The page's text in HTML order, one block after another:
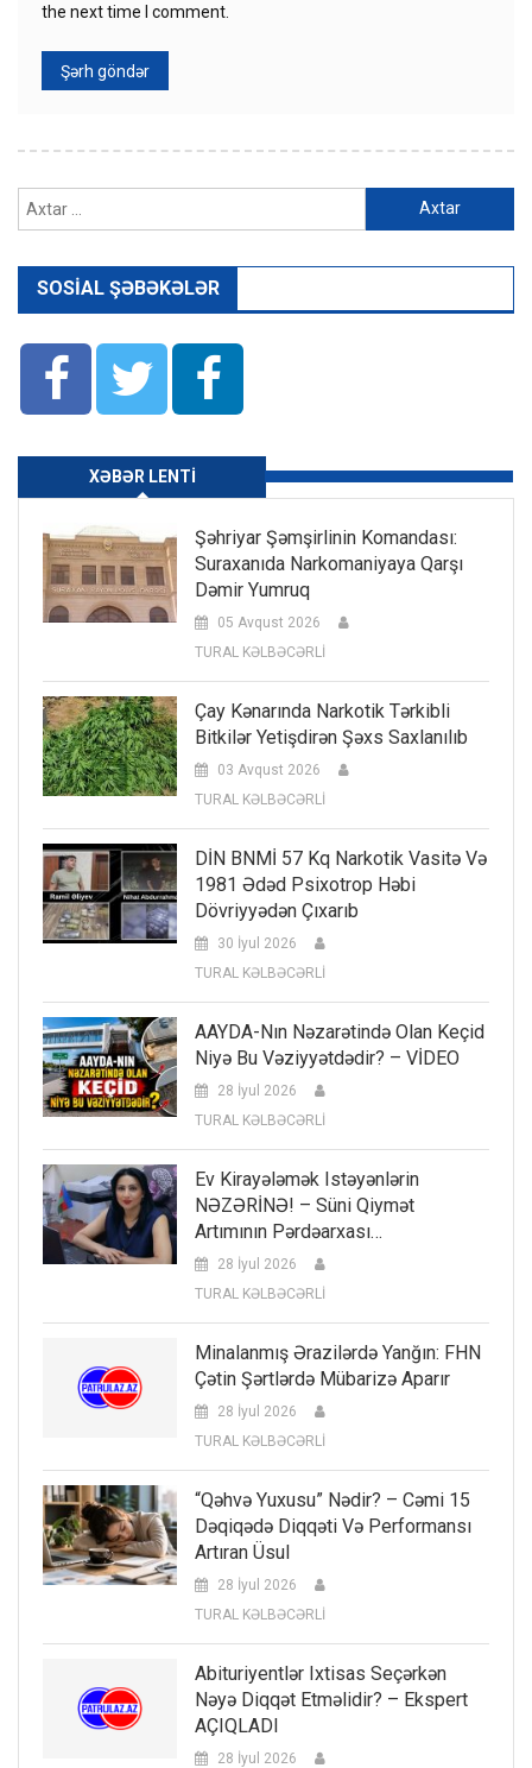
the next time I comment.
SOSIAL ŞƏBƏKƏLƏR
XƏBƏR LENTI
Şəhriyar Şəmşirlinin Komandası:
Suraxanıda Narkomaniyaya Qarşı
Dəmir Yumruq
05 Avqust 2026
TURAL KƏLBƏCƏRLİ
Çay Kənarında Narkotik Tərkibli
Bitkilər Yetişdirən Şəxs Saxlanılıb
03 Avqust 2026
TURAL KƏLBƏCƏRLİ
DİN BNMİ 57 Kq Narkotik Vasitə Və
1981 Ədəd Psixotrop Həbi
Dövriyyədən Çıxarıb
30 İyul 2026
TURAL KƏLBƏCƏRLİ
AAYDA-Nın Nəzarətində Olan Keçid
Niyə Bu Vəziyyətdədir? – VİDEO
28 İyul 2026
TURAL KƏLBƏCƏRLİ
Ev Kirayələmək Istəyənlərin
NƏZƏRİNƏ! – Süni Qiymət
Artımının Pərdəarxası…
28 İyul 2026
TURAL KƏLBƏCƏRLİ
Minalanmış Ərazilərdə Yanğın: FHN
Çətin Şərtlərdə Mübarizə Aparır
28 İyul 2026
TURAL KƏLBƏCƏRLİ
“Qəhvə Yuxusu” Nədir? – Cəmi 15
Dəqiqədə Diqqəti Və Performansı
Artıran Üsul
28 İyul 2026
TURAL KƏLBƏCƏRLİ
Abituriyentlər Ixtisas Seçərkən
Nəyə Diqqət Etməlidir? – Ekspert
AÇIQLADI
28 İyul 2026